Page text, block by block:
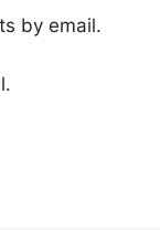
by email.